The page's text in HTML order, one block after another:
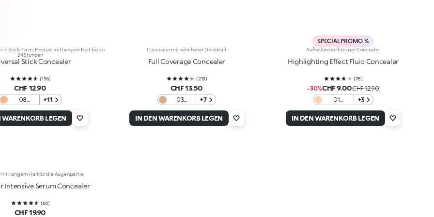
in Stick-Form; Produkt mit langem Halt bis zu
24 Stunden
Stick Concealer
(156)
CHF 12.90
08
Beige
+11
WARENKORB LEGEN
Concealer mit sehr hoher Deckkraft
Full Coverage Concealer
(213)
CHF 13.50
03
+7
IN DEN WARENKORB LEGEN
SPECIAL PROMO %
Aufhellender flüssiger Concealer
Highlighting Effect Fluid Concealer
(78)
-30%CHF 9.00CHF 12.90
01
+3
IN DEN WARENKORB LEGEN
mit langem Halt für die Augenpartie
Intensive Serum Concealer
(64)
CHF 19.90